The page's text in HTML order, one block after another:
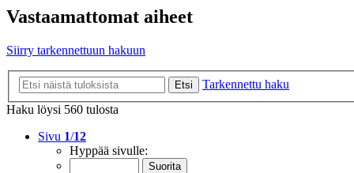
Vastaamattomat aiheet
Siirry tarkennettuun hakuun
Etsi
Tarkennettu haku
Haku löysi 560 tulosta
Sivu 1/12
Hyppää sivulle: